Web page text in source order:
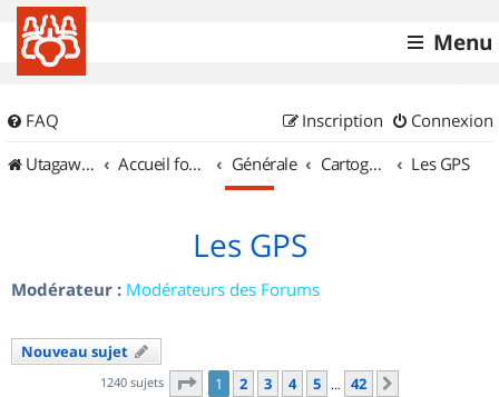
Menu
FAQ Connexion
Inscription
UtagawaVTT (Randos VTT et VTTAE avec traces GPS)
Accueil forum Générale Cartographie et GPS Les GPS
Les GPS
Modérateur : Modérateurs des Forums
Nouveau sujet
1240 sujets Page 1sur
1 2 3 4 5 … 42